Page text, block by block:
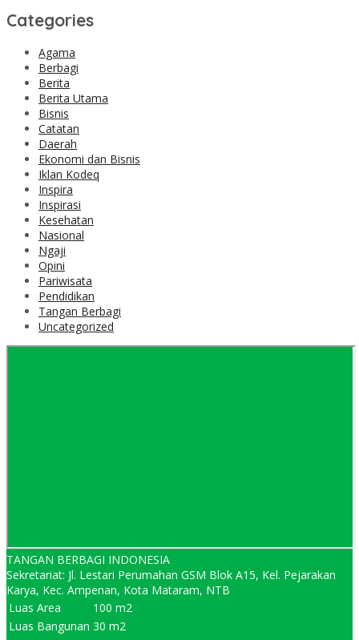
Categories
Agama
Berbagi
Berita
Berita Utama
Bisnis
Catatan
Daerah
Ekonomi dan Bisnis
Iklan Kodeq
Inspira
Inspirasi
Kesehatan
Nasional
Ngaji
Opini
Pariwisata
Pendidikan
Tangan Berbagi
Uncategorized
TANGAN BERBAGI INDONESIA
Sekretariat: Jl. Lestari Perumahan GSM Blok A15, Kel. Pejarakan
Karya, Kec. Ampenan, Kota Mataram, NTB
Luas Area
100 m2
Luas Bangunan 30 m2